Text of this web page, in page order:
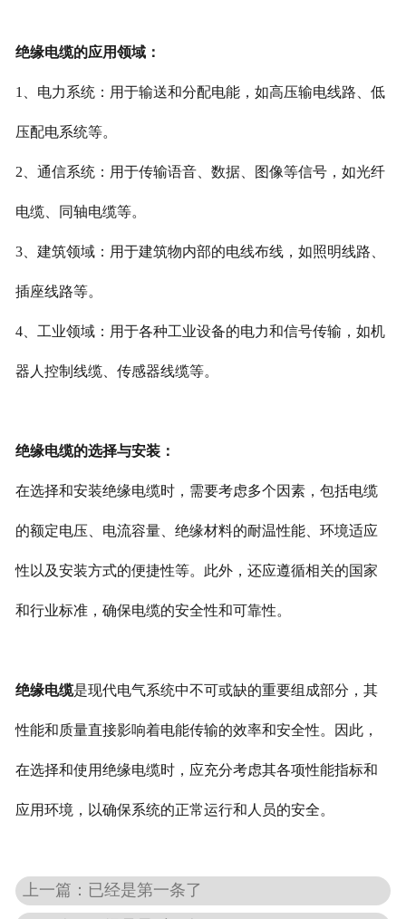
绝缘电缆的应用领域：
1、电力系统：用于输送和分配电能，如高压输电线路、低
压配电系统等。
2、通信系统：用于传输语音、数据、图像等信号，如光纤
电缆、同轴电缆等。
3、建筑领域：用于建筑物内部的电线布线，如照明线路、
插座线路等。
4、工业领域：用于各种工业设备的电力和信号传输，如机
器人控制线缆、传感器线缆等。
绝缘电缆的选择与安装：
在选择和安装绝缘电缆时，需要考虑多个因素，包括电缆
的额定电压、电流容量、绝缘材料的耐温性能、环境适应
性以及安装方式的便捷性等。此外，还应遵循相关的国家
和行业标准，确保电缆的安全性和可靠性。
绝缘电缆是现代电气系统中不可或缺的重要组成部分，其
性能和质量直接影响着电能传输的效率和安全性。因此，
在选择和使用绝缘电缆时，应充分考虑其各项性能指标和
应用环境，以确保系统的正常运行和人员的安全。
上一篇：已经是第一条了